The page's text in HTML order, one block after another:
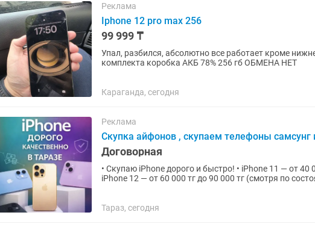
Реклама
Iphone 12 pro max 256
99 999 ₸
Упал, разбился, абсолютно все работает кроме
комплекта коробка АКБ 78% 256 гб ОБМЕНА НЕТ
Караганда, сегодня
Реклама
Скупка айфонов , скупаем телефоны самсунг
Договорная
• Скупаю iPhone дорого и быстро! • iPhone 11 — от 40
iPhone 12 — от 60 000 тг до 90 000 тг (смотря по
Тараз, сегодня